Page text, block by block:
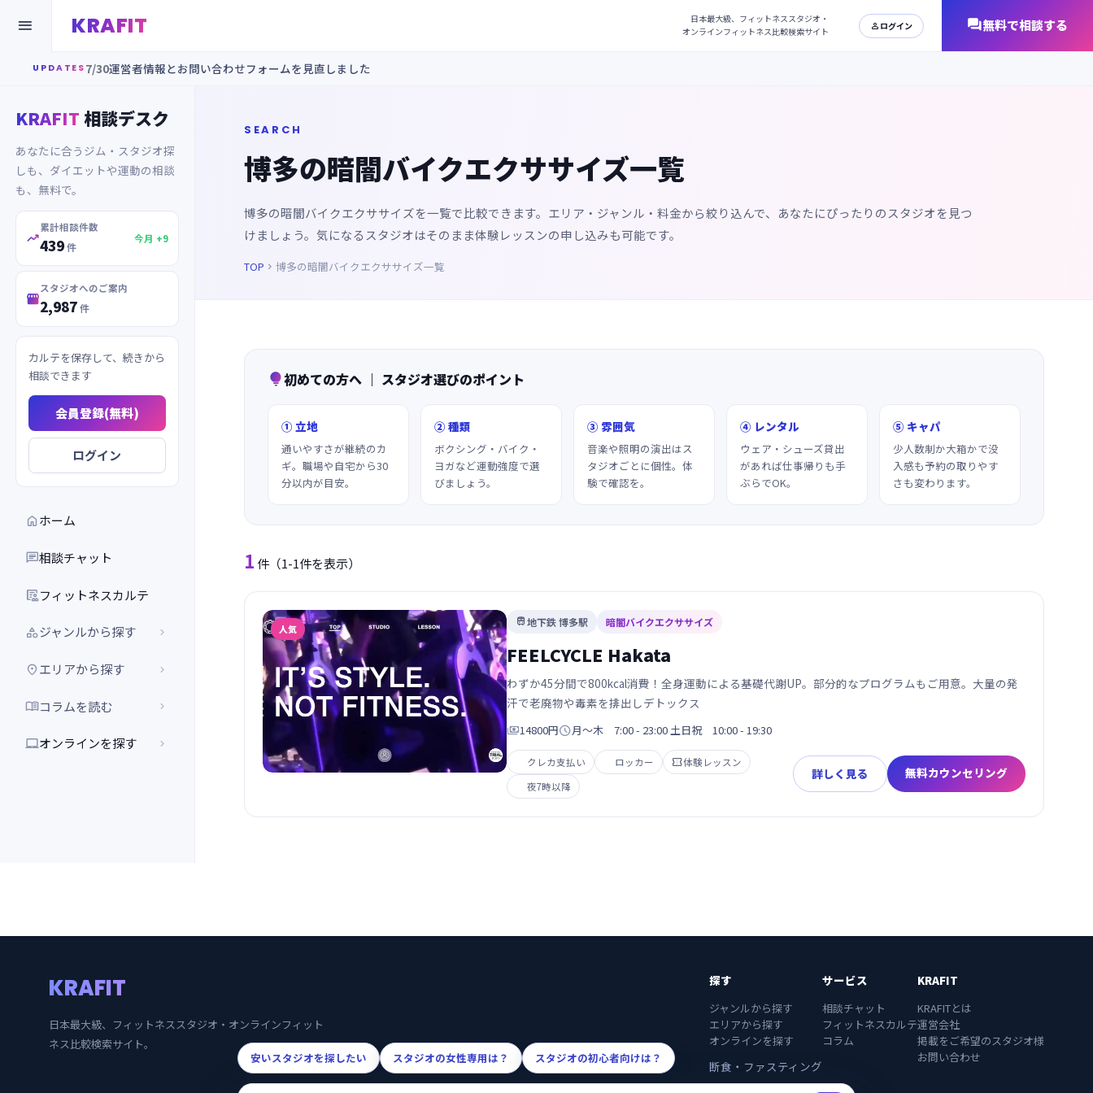
KRAFIT 日本最大級、フィットネススタジオ・
オンラインフィットネス比較検索サイト

UPDATES 7/30運営者情報とお問い合わせフォームを見直しました
KRAFIT 相談デスク
あなたに合うジム・スタジオ探
しも、ダイエットや運動の相談
も、無料で。

累計相談件数
439件
今月 +9

スタジオへのご案内
2,987件
カルテを保存して、続きから
相談できます
会員登録(無料)
ログイン
ホーム
相談チャット
フィットネスカルテ
ジャンルから探す 
エリアから探す 
コラムを読む 
オンラインを探す 
SEARCH
博多の暗闇バイクエクササイズ一覧
博多の暗闇バイクエクササイズを一覧で比較できます。エリア・ジャンル・料金から絞り込んで、あなたにぴったりのスタジオを見つ
けましょう。気になるスタジオはそのまま体験レッスンの申し込みも可能です。
TOP  博多の暗闇バイクエクササイズ一覧
初めての方へ ｜ スタジオ選びのポイント
① 立地
通いやすさが継続のカ
ギ。職場や自宅から30
分以内が目安。
② 種類
ボクシング・バイク・
ヨガなど運動強度で選
びましょう。
③ 雰囲気
音楽や照明の演出はス
タジオごとに個性。体
験で確認を。
④ レンタル
ウェア・シューズ貸出
があれば仕事帰りも手
ぶらでOK。
⑤ キャパ
少人数制か大箱かで没
入感も予約の取りやす
さも変わります。
1 件（1-1件を表示）
人気
地下鉄 博多駅 暗闇バイクエクササイズ
FEELCYCLE Hakata
わずか45分間で800kcal消費！全身運動による基礎代謝UP。部分的なプログラムもご用意。大量の発
汗で老廃物や毒素を排出しデトックス
14800円月～木 7:00 - 23:00 土日祝 10:00 - 19:30
クレカ支払い ロッカー 体験レッスン
夜7時以降
詳しく見る 無料カウンセリング
KRAFIT
日本最大級、フィットネススタジオ・オンラインフィット
ネス比較検索サイト。
探す
ジャンルから探す
エリアから探す
オンラインを探す
断食・ファスティング
サービス
相談チャット
フィットネスカルテ
コラム
KRAFIT
KRAFITとは
運営会社
掲載をご希望のスタジオ様
お問い合わせ
安いスタジオを探したい スタジオの女性専用は？ スタジオの初心者向けは？